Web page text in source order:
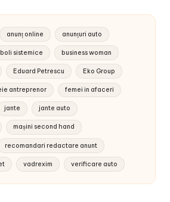
anunț online anunțuri auto
boli sistemice business woman
Eduard Petrescu Eko Group
antreprenor femei in afaceri
jante jante auto
mașini second hand
recomandari redactare anunt
vadrexim verificare auto